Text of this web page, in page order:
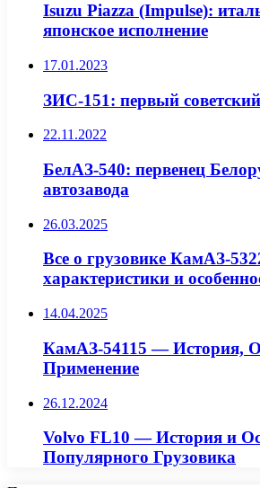
Isuzu Piazza (Impulse):
японское исполнение
17.01.2023
ЗИС-151: первый
22.11.2022
БелАЗ-540: первенец
автозавода
26.03.2025
Все о грузовике КамАЗ-
характеристики и
14.04.2025
КамАЗ-54115 — История,
Применение
26.12.2024
Volvo FL10 — История и
Популярного Грузовика